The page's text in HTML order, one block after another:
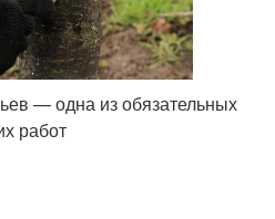
— одна из обязательных
работ